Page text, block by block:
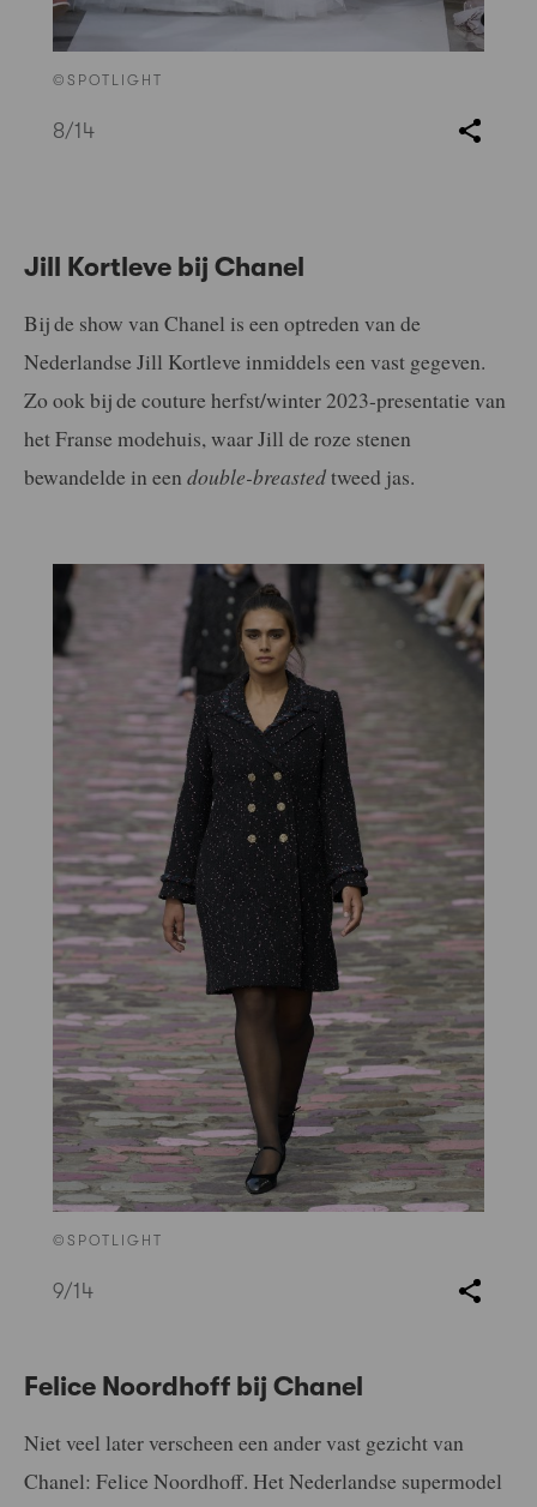
©SPOTLIGHT
8/14
Jill Kortleve bij Chanel
Bij de show van Chanel is een optreden van de
Nederlandse Jill Kortleve inmiddels een vast gegeven.
Zo ook bij de couture herfst/winter 2023-presentatie van
het Franse modehuis, waar Jill de roze stenen
bewandelde in een double-breastedtweed jas.
©SPOTLIGHT
9/14
Felice Noordhoff bij Chanel
Niet veel later verscheen een ander vast gezicht van
Chanel: Felice Noordhoff. Het Nederlandse supermodel